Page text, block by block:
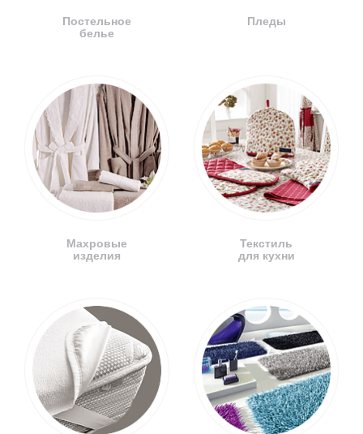
Постельное
белье
Махровые
изделия
Пледы
Текстиль
для кухни